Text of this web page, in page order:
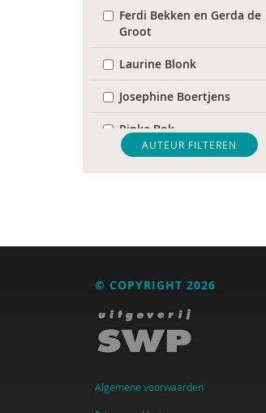
Ferdi Bekken en Gerda de
Groot
Laurine Blonk
Josephine Boertjens
Rinke Bok
Ben Boksebeld
Anne Czyzewski
Peter de Groot
Herman de Jongh
Marloes de Vries
AUTEUR FILTEREN
© COPYRIGHT 2026
Algemene voorwaarden